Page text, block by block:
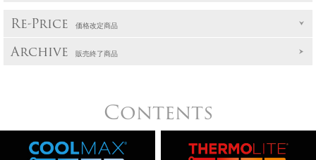
Re-Price 価格改定商品
Archive 販売終了商品
Contents